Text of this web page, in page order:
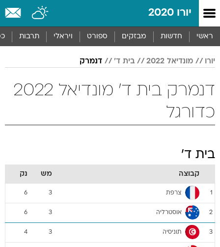
יורו 2020
ראשי חדשות מבזקים ספורט ויראלי תרבות
יורו מונדיאל 2022 בית ד' דנמרק
דנמרק בית ד' מונדיאל 2022
כדורגל
בית ד'
קבוצה מש נק
1 צרפת 3
6
2 אוסטרליה 3
6
3 תוניסיה 3
4